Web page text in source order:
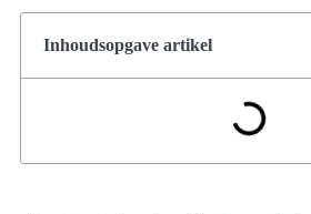
Inhoudsopgave artikel